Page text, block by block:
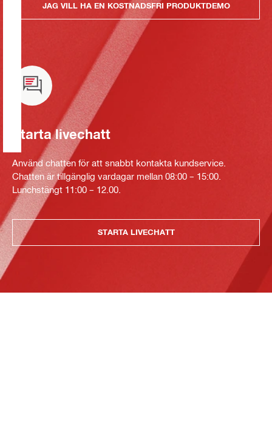
JAG VILL HA EN KOSTNADSFRI PRODUKTDEMO
Starta livechatt
Använd chatten för att snabbt kontakta kundservice.
Chatten är tillgänglig vardagar mellan 08:00 – 15:00.
Lunchstängt 11:00 – 12.00.
STARTA LIVECHATT